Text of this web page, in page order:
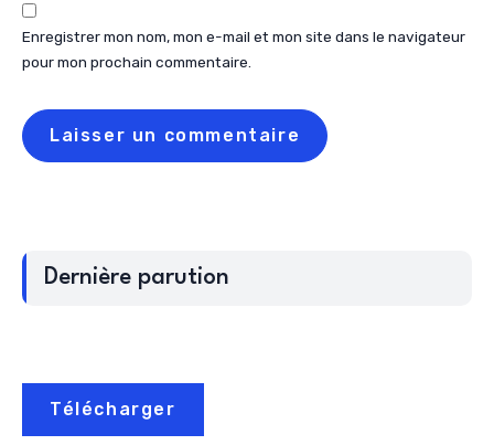
Enregistrer mon nom, mon e-mail et mon site dans le navigateur
pour mon prochain commentaire.
Dernière parution
Télécharger